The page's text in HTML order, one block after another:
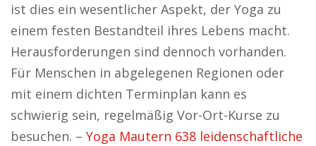
ist dies ein wesentlicher Aspekt, der Yoga zu
einem festen Bestandteil ihres Lebens macht.
Herausforderungen sind dennoch vorhanden.
Für Menschen in abgelegenen Regionen oder
mit einem dichten Terminplan kann es
schwierig sein, regelmäßig Vor-Ort-Kurse zu
besuchen. – Yoga Mautern 638 leidenschaftliche